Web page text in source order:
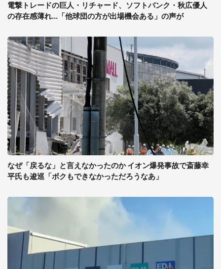
電撃トレードの巨人・リチャード、ソフトバンク・秋広優人
の存在感薄れ...「他球団の方が出場機会ある」の声が
なぜ「戻るな」と言えなかったのか イオン爆発事故で斎藤幸
平氏も逡巡「ボクもできなかっただろうなあ」